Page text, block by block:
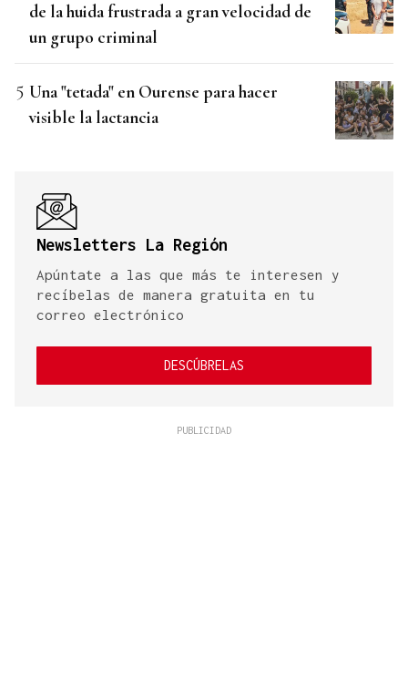
de la huida frustrada a gran velocidad de
un grupo criminal
Una "tetada" en Ourense para hacer
visible la lactancia
Newsletters La Región
Apúntate a las que más te interesen y
recíbelas de manera gratuita en tu
correo electrónico
DESCÚBRELAS